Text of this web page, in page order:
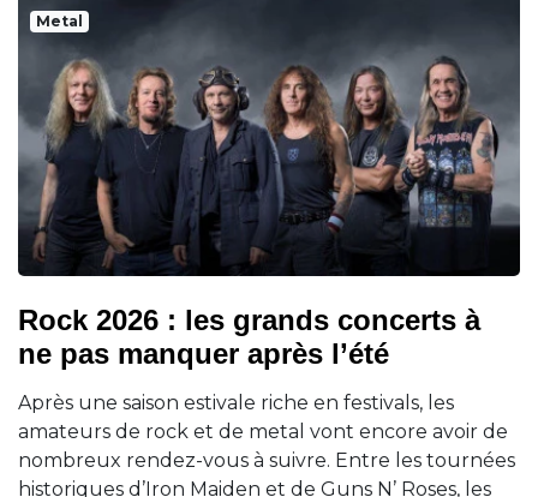
Metal
Rock 2026 : les grands concerts à
ne pas manquer après l’été
Après une saison estivale riche en festivals, les
amateurs de rock et de metal vont encore avoir de
nombreux rendez-vous à suivre. Entre les tournées
historiques d’Iron Maiden et de Guns N’ Roses, les